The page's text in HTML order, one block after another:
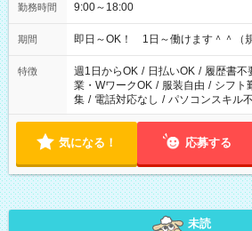
勤務時間 9:00～18:00
期間 即日～OK！ 1日～働けます＾＾（規
特徴 週1日からOK / 日払いOK / 履歴書不
業・WワークOK / 服装自由 / シフト
集 / 電話対応なし / パソコンスキル
気になる！ 応募する
未読